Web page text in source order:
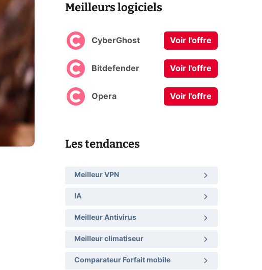
Meilleurs logiciels
CyberGhost Voir l'offre
Bitdefender Voir l'offre
Opera Voir l'offre
Les tendances
Meilleur VPN
IA
Meilleur Antivirus
Meilleur climatiseur
Comparateur Forfait mobile